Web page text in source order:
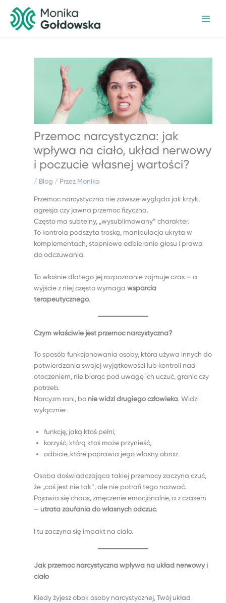
treści
Przemoc narcystyczna: jak
wpływa na ciało, układ nerwowy
i poczucie własnej wartości?
/ Blog / Przez Monika
Przemoc narcystyczna nie zawsze wygląda jak krzyk,
agresja czy jawna przemoc fizyczna.
Często ma subtelny, „wysublimowany” charakter.
To kontrola podszyta troską, manipulacja ukryta w
komplementach, stopniowe odbieranie głosu i prawa
do odczuwania.
To właśnie dlatego jej rozpoznanie zajmuje czas — a
wyjście z niej często wymagawsparcia
terapeutycznego.
Czym właściwie jest przemoc narcystyczna?
To sposób funkcjonowania osoby, która używa innych do
potwierdzania swojej wyjątkowości lub kontroli nad
otoczeniem, nie biorąc pod uwagę ich uczuć, granic czy
potrzeb.
Narcyzm rani, bo nie widzi drugiego człowieka. Widzi
wyłącznie:
funkcję, jaką ktoś pełni,
korzyść, którą ktoś może przynieść,
odbicie, które poprawia jego własny obraz.
Osoba doświadczająca takiej przemocy zaczyna czuć,
że „coś jest nie tak”, ale nie potrafi tego nazwać.
Pojawia się chaos, zmęczenie emocjonalne, a z czasem
—utrata zaufania do własnych odczuć.
I tu zaczyna się impakt na ciało.
Jak przemoc narcystyczna wpływa na układ nerwowy i
ciało
Kiedy żyjesz obok osoby narcystycznej, Twój układ